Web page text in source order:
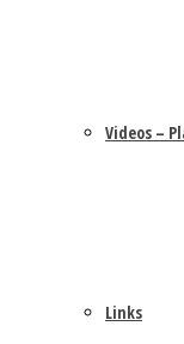
Videos –
Links